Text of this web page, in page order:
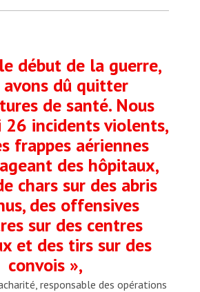
début de la guerre,
avons dû quitter
de santé. Nous
26 incidents violents,
frappes aériennes
des hôpitaux,
chars sur des abris
des offensives
sur des centres
et des tirs sur des
convois »,
responsable des opérations